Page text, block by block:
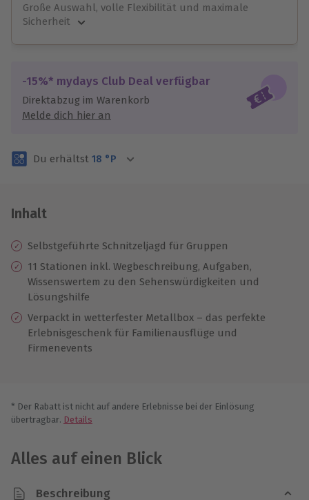
Große Auswahl, volle Flexibilität und maximale
Sicherheit
Jeder Gutschein für alle Erlebnisse einlösbar.
Maximale Sicherheit
3 Jahre gültig & verlängerbar.
-15%* mydays Club Deal verfügbar
Direktabzug im Warenkorb
Melde dich hier an
Du erhältst 18 °P
Inhalt
Selbstgeführte Schnitzeljagd für Gruppen
11 Stationen inkl. Wegbeschreibung, Aufgaben,
Wissenswertem zu den Sehenswürdigkeiten und
Lösungshilfe
Verpackt in wetterfester Metallbox – das perfekte
Erlebnisgeschenk für Familienausflüge und
Firmenevents
* Der Rabatt ist nicht auf andere Erlebnisse bei der Einlösung
übertragbar. Details
Alles auf einen Blick
Beschreibung